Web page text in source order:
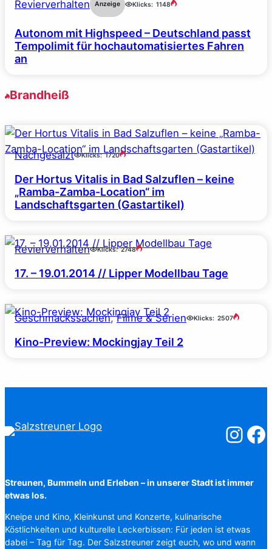
Revierverhalten Anzeige Klicks: 1148
Autonom mit Highspeed – Deutschland passt
Tempolimit für hochautomatisiertes Fahren
an
Brandheiß
Nachgesalzt Klicks: 1720
Der Hortus Vitalis in Bad Salzuflen – keine
„Ramba-Zamba-Location“ im
Landschaftsgarten (Gastartikel)
Revierverhalten Klicks: 2748
17. – 19.01.2014 // Lipper Modellbau Tage
Geschmackssachen, Filme & Serien Klicks: 2507
Kino-Preview: Mockingjay Teil 2
Streunen, Bummeln und Erleben – in unserer Stadt ist immer
etwas los.
Kneipe und Kino, Kleinkunst und Konzerte, kulinarische
Köstlichkeiten und kulturelle Leckerbissen: Für jeden ist etwas
dabei – Tag für Tag. Der Salzstreuner zeigt euch, wo und wann